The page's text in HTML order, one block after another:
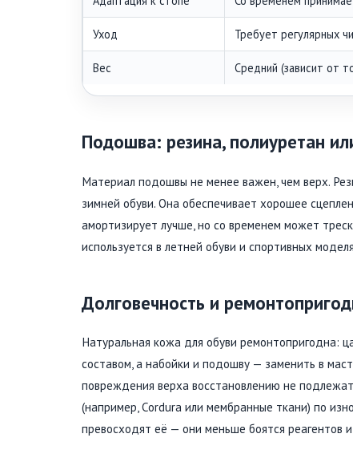
Уход Требует регулярных
Вес Средний (зависит от
Подошва: резина, полиуретан
Материал подошвы не менее важен, чем верх.
зимней обуви. Она обеспечивает хорошее
амортизирует лучше, но со временем может
используется в летней обуви и спортивных
Долговечность и
Натуральная кожа для обуви ремонтопригодна:
составом, а набойки и подошву — заменить в
повреждения верха восстановлению не
(например, Cordura или мембранные ткани) по
превосходят её — они меньше боятся реагентов и